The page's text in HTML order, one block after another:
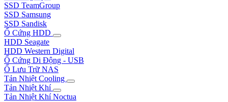
SSD TeamGroup
SSD Samsung
SSD Sandisk
Ổ Cứng HDD
HDD Seagate
HDD Western Digital
Ổ Cứng Di Động - USB
Ổ Lưu Trữ NAS
Tản Nhiệt Cooling
Tản Nhiệt Khí
Tản Nhiệt Khí Noctua